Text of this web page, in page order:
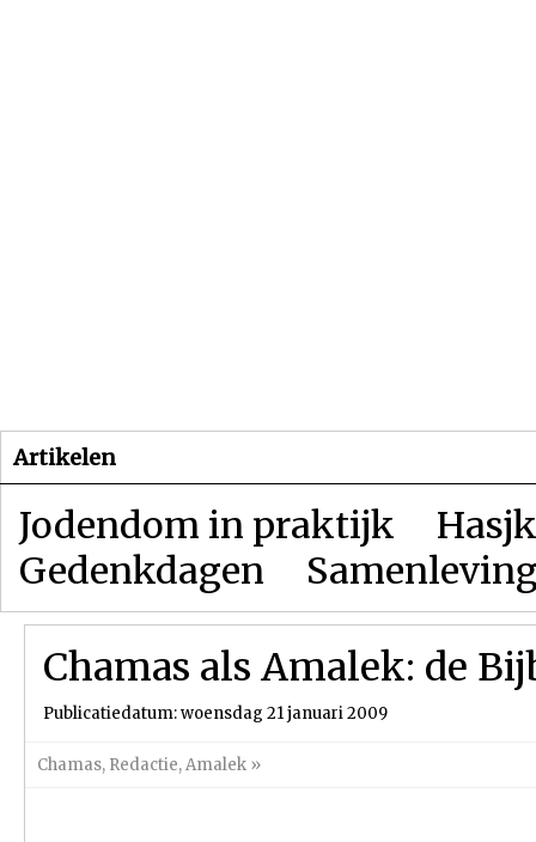
Artikelen
Jodendom in praktijk
Gedenkdagen
Chamas als Amalek: de
Publicatiedatum: woensdag 21 januari 2009
Chamas, Redactie,Amalek »